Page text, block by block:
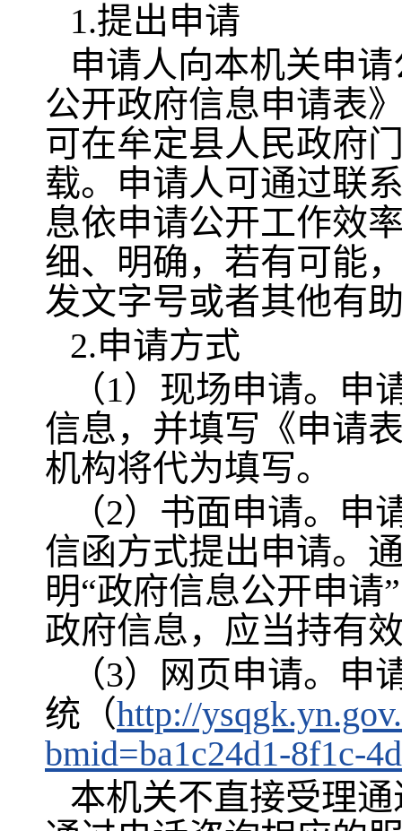
1.提出申请
申请人向本机关申
公开政府信息申请表
可在牟定县人民政府
载。申请人可通过联
息依申请公开工作效
细、明确，若有可能
发文字号或者其他有
2.申请方式
（1）现场申请。
信息，并填写《申请
机构将代为填写。
（2）书面申请。
信函方式提出申请。
明“政府信息公开申
政府信息，应当持有
（3）网页申请。
统（http://
bmid=ba1c24d1-8f1c-
本机关不直接受理